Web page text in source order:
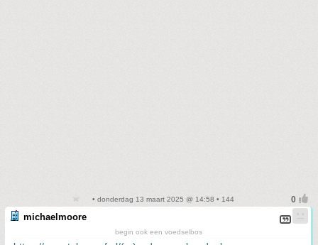
• donderdag 13 maart 2025 @ 14:58 • 144
michaelmoore
begin ook een voedselbos